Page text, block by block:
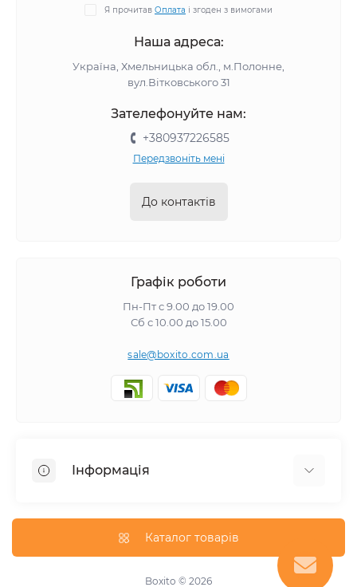
Я прочитав Оплата і згоден з вимогами
Наша адреса:
Україна, Хмельницька обл., м.Полонне,
вул.Вітковського 31
Зателефонуйте нам:
+380937226585
Передзвоніть мені
До контактів
Графік роботи
Пн-Пт с 9.00 до 19.00
Сб с 10.00 до 15.00
sale@boxito.com.ua
Інформація
Про магазин
Каталог товарів
Boxito © 2026